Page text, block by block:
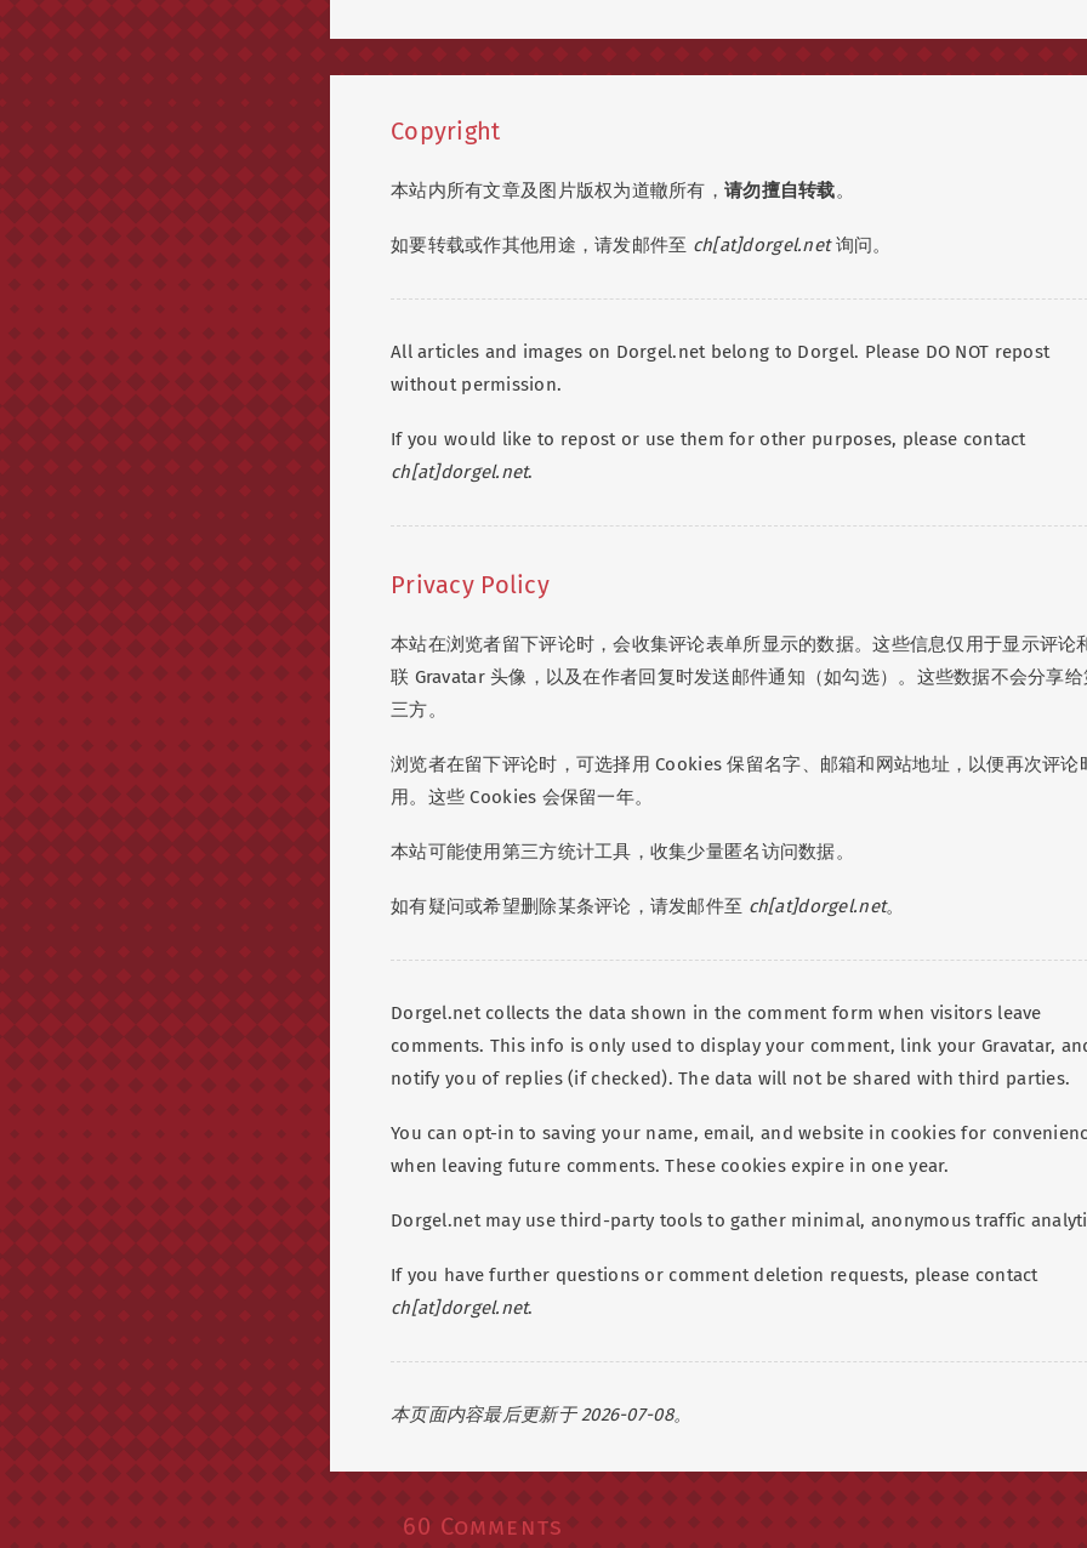
Copyright
本站内所有文章及图片版权为道轍所有，请勿擅自转载。
如要转载或作其他用途，请发邮件至 ch[at]dorgel.net询问。
All articles and images on Dorgel.net belong to Dorgel. Please DO NOT repost
without permission.
If you would like to repost or use them for other purposes, please contact
ch[at]dorgel.net.
Privacy Policy
本站在浏览者留下评论时，会收集评论表单所显示的数据。这些信息仅用于显示评论
联 Gravatar 头像，以及在作者回复时发送邮件通知（如勾选）。这些数据不会分享
三方。
浏览者在留下评论时，可选择用 Cookies 保留名字、邮箱和网站地址，以便再次评论
用。这些 Cookies 会保留一年。
本站可能使用第三方统计工具，收集少量匿名访问数据。
如有疑问或希望删除某条评论，请发邮件至 ch[at]dorgel.net。
Dorgel.net collects the data shown in the comment form when visitors leave
comments. This info is only used to display your comment, link your Gravatar,
notify you of replies (if checked). The data will not be shared with third parties.
You can opt-in to saving your name, email, and website in cookies for
when leaving future comments. These cookies expire in one year.
Dorgel.net may use third-party tools to gather minimal, anonymous traffic
If you have further questions or comment deletion requests, please contact
ch[at]dorgel.net.
本页面内容最后更新于 2026-07-08。
60 Comments